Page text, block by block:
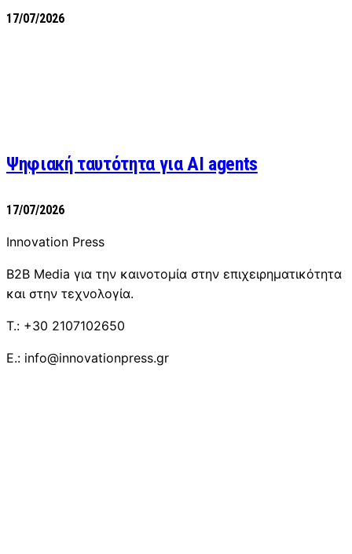
17/07/2026
Ψηφιακή ταυτότητα για AI agents
17/07/2026
Innovation Press
B2B Media για την καινοτομία στην επιχειρηματικότητα
και στην τεχνολογία.
T.: +30 2107102650
E.: info@innovationpress.gr